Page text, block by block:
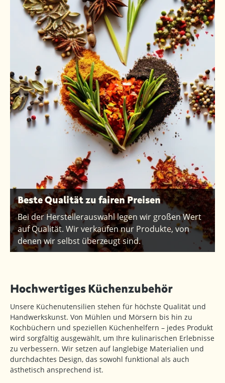
Beste Qualität zu fairen Preisen
Bei der Herstellerauswahl legen wir großen Wert
auf Qualität. Wir verkaufen nur Produkte, von
denen wir selbst überzeugt sind.
Hochwertiges Küchenzubehör
Unsere Küchenutensilien stehen für höchste Qualität und
Handwerkskunst. Von Mühlen und Mörsern bis hin zu
Kochbüchern und speziellen Küchenhelfern – jedes Produkt
wird sorgfältig ausgewählt, um Ihre kulinarischen Erlebnisse
zu verbessern. Wir setzen auf langlebige Materialien und
durchdachtes Design, das sowohl funktional als auch
ästhetisch ansprechend ist.